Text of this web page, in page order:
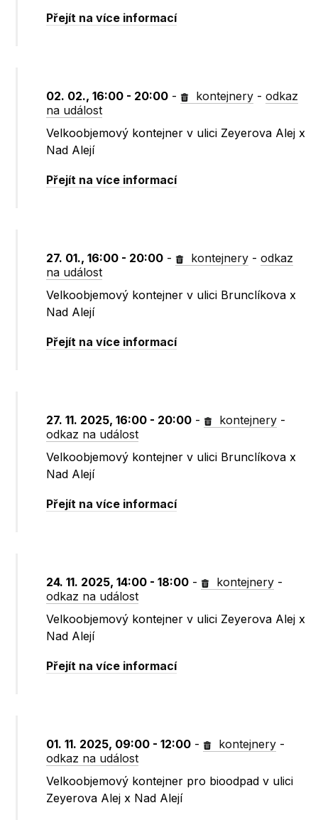
Přejít na více informací
02. 02., 16:00 - 20:00 - kontejnery -odkaz
na událost
Velkoobjemový kontejner v ulici Zeyerova Alej x
Nad Alejí
Přejít na více informací
27. 01., 16:00 - 20:00 - kontejnery -odkaz
na událost
Velkoobjemový kontejner v ulici Brunclíkova x
Nad Alejí
Přejít na více informací
27. 11. 2025, 16:00 - 20:00 - kontejnery -
odkaz na událost
Velkoobjemový kontejner v ulici Brunclíkova x
Nad Alejí
Přejít na více informací
24. 11. 2025, 14:00 - 18:00 - kontejnery -
odkaz na událost
Velkoobjemový kontejner v ulici Zeyerova Alej x
Nad Alejí
Přejít na více informací
01. 11. 2025, 09:00 - 12:00 - kontejnery -
odkaz na událost
Velkoobjemový kontejner pro bioodpad v ulici
Zeyerova Alej x Nad Alejí